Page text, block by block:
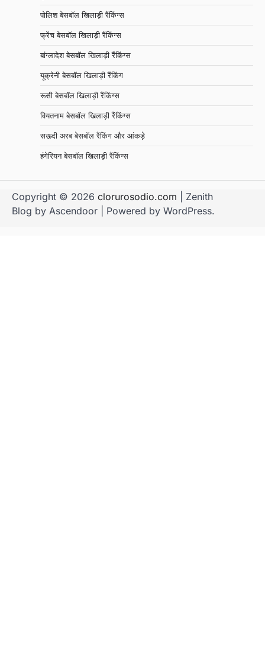
पोलिश बेसबॉल खिलाड़ी रैंकिंग्स
फ्रेंच बेसबॉल खिलाड़ी रैंकिंग्स
बांग्लादेश बेसबॉल खिलाड़ी रैंकिंग्स
यूक्रेनी बेसबॉल खिलाड़ी रैंकिंग
रूसी बेसबॉल खिलाड़ी रैंकिंग्स
वियतनाम बेसबॉल खिलाड़ी रैंकिंग्स
सऊदी अरब बेसबॉल रैंकिंग और आंकड़े
हंगेरियन बेसबॉल खिलाड़ी रैंकिंग्स
Copyright © 2026 clorurosodio.com | Zenith
Blog by Ascendoor | Powered by WordPress.